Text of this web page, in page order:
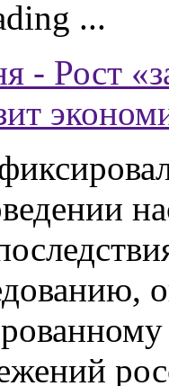
...
- Рост